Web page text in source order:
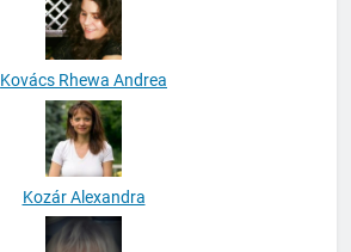
Kovács Rhewa Andrea
Kozár Alexandra